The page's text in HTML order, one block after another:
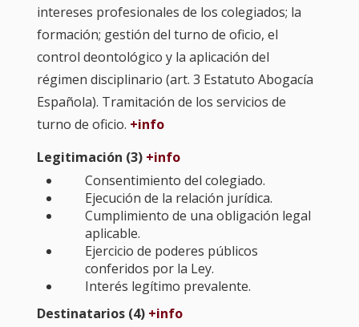
intereses profesionales de los colegiados; la
formación; gestión del turno de oficio, el
control deontológico y la aplicación del
régimen disciplinario (art. 3 Estatuto Abogacía
Española). Tramitación de los servicios de
turno de oficio. +info
Legitimación (3) +info
Consentimiento del colegiado.
Ejecución de la relación jurídica.
Cumplimiento de una obligación legal
aplicable.
Ejercicio de poderes públicos
conferidos por la Ley.
Interés legítimo prevalente.
Destinatarios (4) +info